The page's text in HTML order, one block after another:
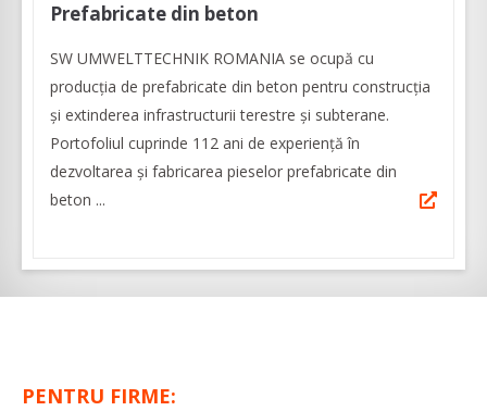
Prefabricate din beton
SW UMWELTTECHNIK ROMANIA se ocupă cu
producția de prefabricate din beton pentru construcția
și extinderea infrastructurii terestre și subterane.
Portofoliul cuprinde 112 ani de experiență în
dezvoltarea și fabricarea pieselor prefabricate din
beton ...
PENTRU FIRME: